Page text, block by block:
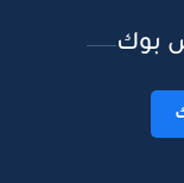
بوك